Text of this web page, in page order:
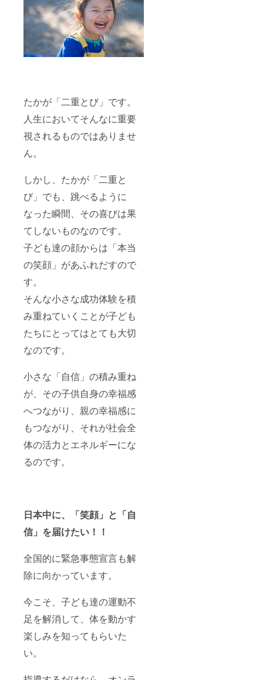
たかが「二重とび」です。
人生においてそんなに重要
視されるものではありませ
ん。
しかし、たかが「二重と
び」でも、跳べるように
なった瞬間、その喜びは果
てしないものなのです。
子ども達の顔からは「本当
の笑顔」があふれだすので
す。
そんな小さな成功体験を積
み重ねていくことが子ども
たちにとってはとても大切
なのです。
小さな「自信」の積み重ね
が、その子供自身の幸福感
へつながり、親の幸福感に
もつながり、それが社会全
体の活力とエネルギーにな
るのです。
日本中に、「笑顔」と「自
信」を届けたい！！
全国的に緊急事態宣言も解
除に向かっています。
今こそ、子ども達の運動不
足を解消して、体を動かす
楽しみを知ってもらいた
い。